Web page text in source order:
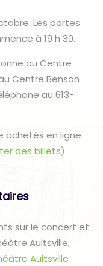
Les portes
à 19 h 30.
au Centre
Centre Benson
au 613-
achetés en ligne
des billets).
sur le concert et
Aultsville,
Aultsville